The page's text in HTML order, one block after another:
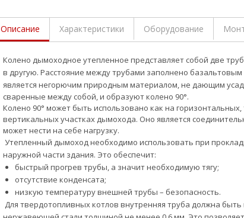
Описание Характеристики Оборудование
Колено дымоходное утепленное представляет собой две
в другую. Расстояние между трубами заполнено
является негорючим природным материалом, не дающим
сваренные между собой, и образуют колено 90°.
Колено 90° может быть использовано как на горизонтальных,
вертикальных участках дымохода. Оно является
может нести на себе нагрузку.
Утепленный дымоход необходимо использовать при
наружной части здания. Это обеспечит:
быстрый прогрев трубы, а значит необходимую тягу;
отсутствие конденсата;
низкую температуру внешней трубы – безопасность.
Для твердотопливных котлов внутренняя труба должна быть